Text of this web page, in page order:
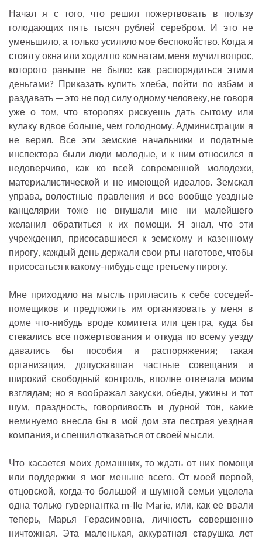
Начал я с того, что решил пожертвовать в пользу
голодающих пять тысяч рублей серебром. И это не
уменьшило, а только усилило мое беспокойство. Когда я
стоял у окна или ходил по комнатам, меня мучил вопрос,
которого раньше не было: как распорядиться этими
деньгами? Приказать купить хлеба, пойти по избам и
раздавать — это не под силу одному человеку, не говоря
уже о том, что второпях рискуешь дать сытому или
кулаку вдвое больше, чем голодному. Администрации я
не верил. Все эти земские начальники и податные
инспектора были люди молодые, и к ним относился я
недоверчиво, как ко всей современной молодежи,
материалистической и не имеющей идеалов. Земская
управа, волостные правления и все вообще уездные
канцелярии тоже не внушали мне ни малейшего
желания обратиться к их помощи. Я знал, что эти
учреждения, присосавшиеся к земскому и казенному
пирогу, каждый день держали свои рты наготове, чтобы
присосаться к какому-нибудь еще третьему пирогу.
Мне приходило на мысль пригласить к себе соседей-
помещиков и предложить им организовать у меня в
доме что-нибудь вроде комитета или центра, куда бы
стекались все пожертвования и откуда по всему уезду
давались бы пособия и распоряжения; такая
организация, допускавшая частные совещания и
широкий свободный контроль, вполне отвечала моим
взглядам; но я воображал закуски, обеды, ужины и тот
шум, праздность, говорливость и дурной тон, какие
неминуемо внесла бы в мой дом эта пестрая уездная
компания, и спешил отказаться от своей мысли.
Что касается моих домашних, то ждать от них помощи
или поддержки я мог меньше всего. От моей первой,
отцовской, когда-то большой и шумной семьи уцелела
одна только гувернантка m-lle Marie, или, как ее ввали
теперь, Марья Герасимовна, личность совершенно
ничтожная. Эта маленькая, аккуратная старушка лет